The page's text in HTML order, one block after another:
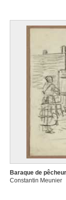
Baraque de
Constantin Meunier